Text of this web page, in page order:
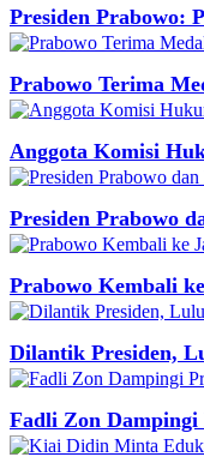
Presiden Prabowo:
Prabowo Terima
Anggota Komisi
Presiden Prabowo
Prabowo Kembali
Dilantik Presiden,
Fadli Zon Dampingi